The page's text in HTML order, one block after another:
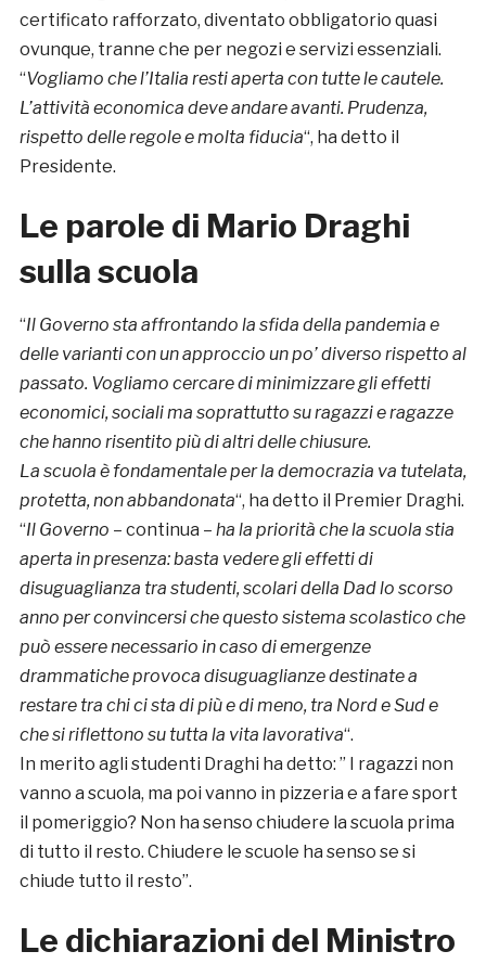
certificato rafforzato, diventato obbligatorio quasi
ovunque, tranne che per negozi e servizi essenziali.
“Vogliamo che l’Italia resti aperta con tutte le cautele.
L’attività economica deve andare avanti. Prudenza,
rispetto delle regole e molta fiducia“, ha detto il
Presidente.
Le parole di Mario Draghi
sulla scuola
“Il Governo sta affrontando la sfida della pandemia e
delle varianti con un approccio un po’ diverso rispetto al
passato. Vogliamo cercare di minimizzare gli effetti
economici, sociali ma soprattutto su ragazzi e ragazze
che hanno risentito più di altri delle chiusure.
La scuola è fondamentale per la democrazia va tutelata,
protetta, non abbandonata“, ha detto il Premier Draghi.
“Il Governo – continua – ha la priorità che la scuola stia
aperta in presenza: basta vedere gli effetti di
disuguaglianza tra studenti, scolari della Dad lo scorso
anno per convincersi che questo sistema scolastico che
può essere necessario in caso di emergenze
drammatiche provoca disuguaglianze destinate a
restare tra chi ci sta di più e di meno, tra Nord e Sud e
che si riflettono su tutta la vita lavorativa“.
In merito agli studenti Draghi ha detto: ” I ragazzi non
vanno a scuola, ma poi vanno in pizzeria e a fare sport
il pomeriggio? Non ha senso chiudere la scuola prima
di tutto il resto. Chiudere le scuole ha senso se si
chiude tutto il resto”.
Le dichiarazioni del Ministro